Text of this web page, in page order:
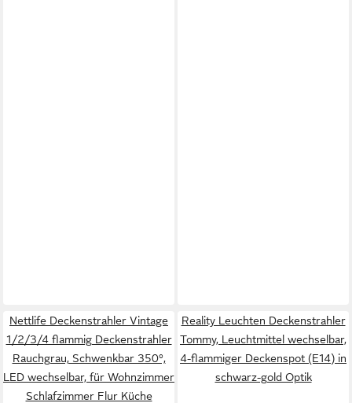
Nettlife Deckenstrahler Vintage
1/2/3/4 flammig Deckenstrahler
Rauchgrau, Schwenkbar 350°,
LED wechselbar, für Wohnzimmer
Schlafzimmer Flur Küche
Reality Leuchten Deckenstrahler
Tommy, Leuchtmittel wechselbar,
4-flammiger Deckenspot (E14) in
schwarz-gold Optik